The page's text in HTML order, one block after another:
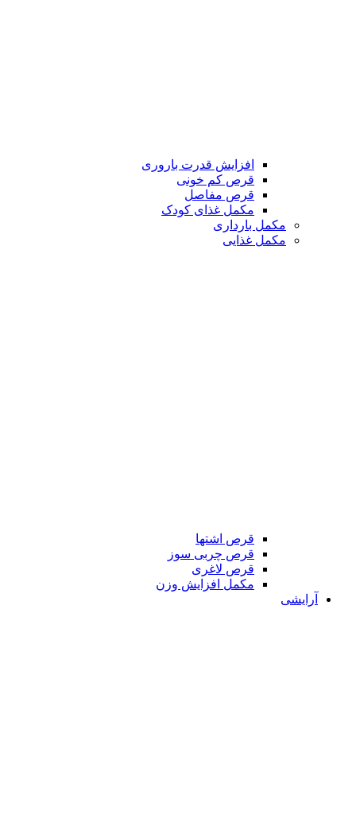
افزایش قدرت باروری
قرص کم خونی
قرص مفاصل
مکمل غذای کودک
مکمل بارداری
مکمل غذایی
قرص اشتها
قرص چربی سوز
قرص لاغری
مکمل افزایش وزن
آرایشی